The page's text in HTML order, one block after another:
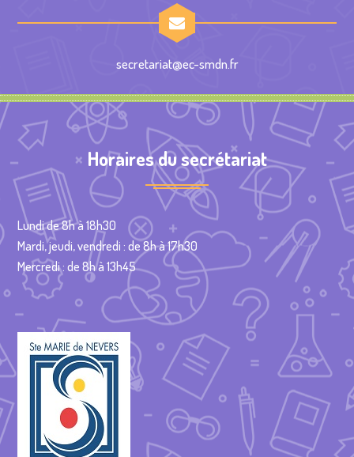
secretariat@ec-smdn.fr
Horaires du secrétariat
Lundi de 8h à 18h30
Mardi, jeudi, vendredi : de 8h à 17h30
Mercredi : de 8h à 13h45